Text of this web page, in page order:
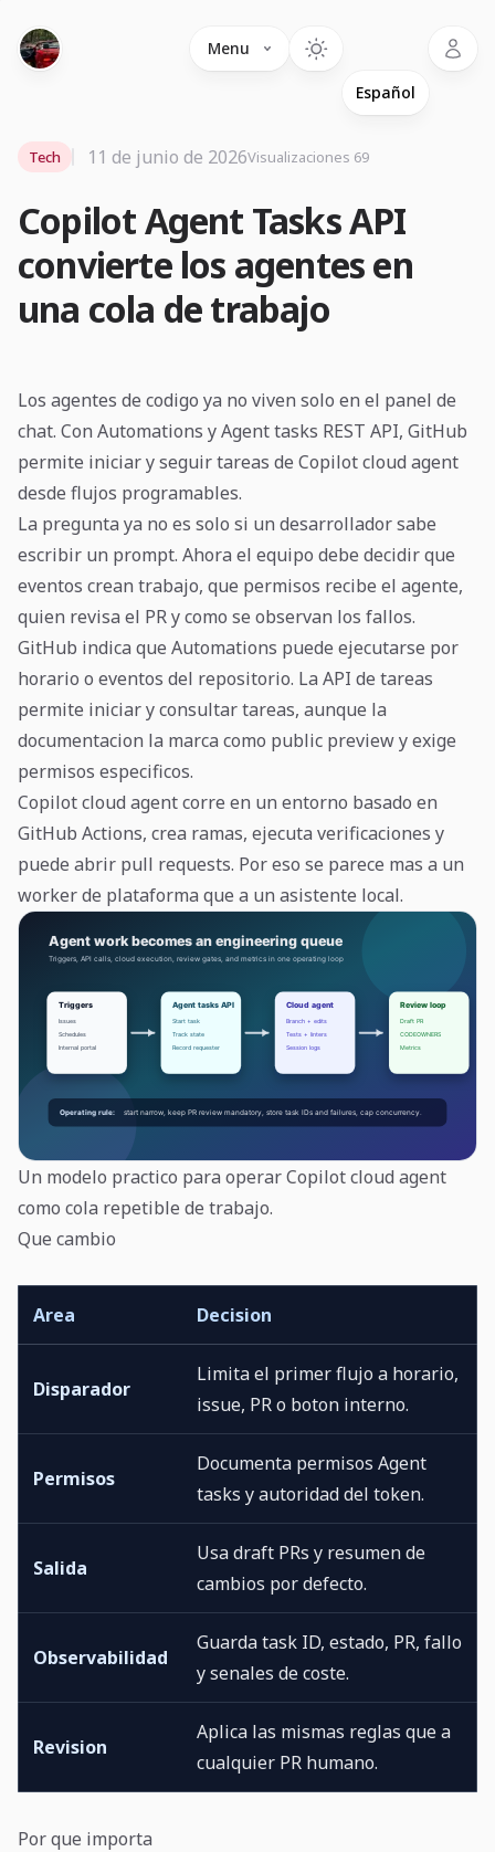
Menu
Copilot Agent Tasks API
convierte los agentes en
una cola de trabajo
Tech 11 de junio de 2026Visualizaciones 69
Los agentes de codigo ya no viven solo en el panel de
chat. Con Automations y Agent tasks REST API, GitHub
permite iniciar y seguir tareas de Copilot cloud agent
desde flujos programables.
La pregunta ya no es solo si un desarrollador sabe
escribir un prompt. Ahora el equipo debe decidir que
eventos crean trabajo, que permisos recibe el agente,
quien revisa el PR y como se observan los fallos.
GitHub indica que Automations puede ejecutarse por
horario o eventos del repositorio. La API de tareas
permite iniciar y consultar tareas, aunque la
documentacion la marca como public preview y exige
permisos especificos.
Copilot cloud agent corre en un entorno basado en
GitHub Actions, crea ramas, ejecuta verificaciones y
puede abrir pull requests. Por eso se parece mas a un
worker de plataforma que a un asistente local.
Un modelo practico para operar Copilot cloud agent
como cola repetible de trabajo.
Que cambio
Area Decision
Disparador
Limita el primer flujo a horario,
issue, PR o boton interno.
Permisos
Documenta permisos Agent
tasks y autoridad del token.
Salida
Usa draft PRs y resumen de
cambios por defecto.
Observabilidad
Guarda task ID, estado, PR, fallo
y senales de coste.
Revision
Aplica las mismas reglas que a
cualquier PR humano.
Por que importa